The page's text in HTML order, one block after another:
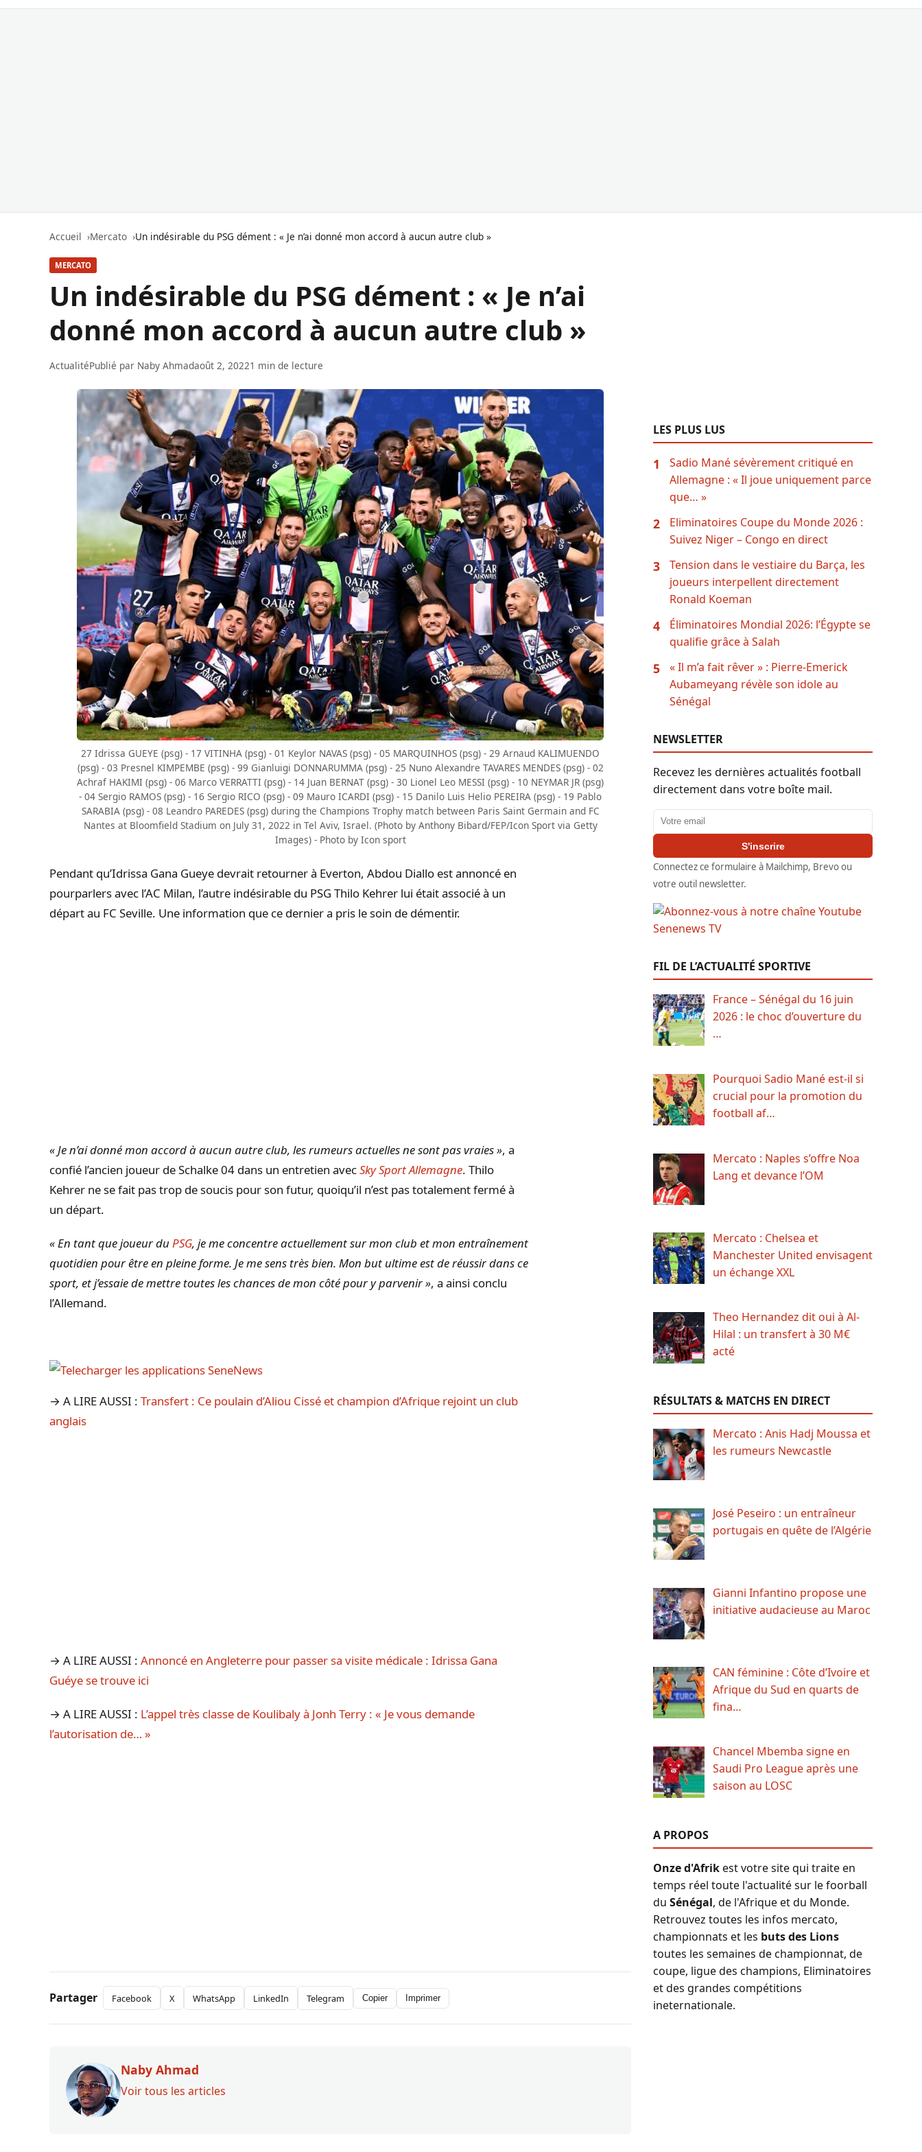
Accueil Mercato Un indésirable du PSG dément : « Je n’ai donné mon accord à aucun autre club »
MERCATO
Un indésirable du PSG dément : « Je n’ai
donné mon accord à aucun autre club »
ActualitéPublié par Naby Ahmadaoût 2, 20221 min de lecture
27 Idrissa GUEYE (psg) - 17 VITINHA (psg) - 01 Keylor NAVAS (psg) - 05 MARQUINHOS (psg) - 29 Arnaud KALIMUENDO
(psg) - 03 Presnel KIMPEMBE (psg) - 99 Gianluigi DONNARUMMA (psg) - 25 Nuno Alexandre TAVARES MENDES (psg) - 02
Achraf HAKIMI (psg) - 06 Marco VERRATTI (psg) - 14 Juan BERNAT (psg) - 30 Lionel Leo MESSI (psg) - 10 NEYMAR JR (psg)
- 04 Sergio RAMOS (psg) - 16 Sergio RICO (psg) - 09 Mauro ICARDI (psg) - 15 Danilo Luis Helio PEREIRA (psg) - 19 Pablo
SARABIA (psg) - 08 Leandro PAREDES (psg) during the Champions Trophy match between Paris Saint Germain and FC
Nantes at Bloomfield Stadium on July 31, 2022 in Tel Aviv, Israel. (Photo by Anthony Bibard/FEP/Icon Sport via Getty
Images) - Photo by Icon sport
Pendant qu’Idrissa Gana Gueye devrait retourner à Everton, Abdou Diallo est annoncé en
pourparlers avec l’AC Milan, l’autre indésirable du PSG Thilo Kehrer lui était associé à un
départ au FC Seville. Une information que ce dernier a pris le soin de démentir.
« Je n’ai donné mon accord à aucun autre club, les rumeurs actuelles ne sont pas vraies », a
confié l’ancien joueur de Schalke 04 dans un entretien avecSky Sport Allemagne. Thilo
Kehrer ne se fait pas trop de soucis pour son futur, quoiqu’il n’est pas totalement fermé à
un départ.
« En tant que joueur duPSG, je me concentre actuellement sur mon club et mon entraînement
quotidien pour être en pleine forme. Je me sens très bien. Mon but ultime est de réussir dans ce
sport, et j’essaie de mettre toutes les chances de mon côté pour y parvenir », a ainsi conclu
l’Allemand.
→ A LIRE AUSSI : Transfert : Ce poulain d’Aliou Cissé et champion d’Afrique rejoint un club
anglais
→ A LIRE AUSSI : Annoncé en Angleterre pour passer sa visite médicale : Idrissa Gana
Guéye se trouve ici
→ A LIRE AUSSI : L’appel très classe de Koulibaly à Jonh Terry : « Je vous demande
l’autorisation de… »
Partager Facebook X WhatsApp LinkedIn Telegram Copier Imprimer
Naby Ahmad
Voir tous les articles
LES PLUS LUS
1
Sadio Mané sévèrement critiqué en
Allemagne : « Il joue uniquement parce
que… »
2
Eliminatoires Coupe du Monde 2026 :
Suivez Niger – Congo en direct
3
Tension dans le vestiaire du Barça, les
joueurs interpellent directement
Ronald Koeman
4
Éliminatoires Mondial 2026: l’Égypte se
qualifie grâce à Salah
5
« Il m’a fait rêver » : Pierre-Emerick
Aubameyang révèle son idole au
Sénégal
NEWSLETTER
Recevez les dernières actualités football
directement dans votre boîte mail.
Adresse email
S'inscrire
Connectez ce formulaire à Mailchimp, Brevo ou
votre outil newsletter.
FIL DE L’ACTUALITÉ SPORTIVE
France – Sénégal du 16 juin
2026 : le choc d’ouverture du
…
Pourquoi Sadio Mané est-il si
crucial pour la promotion du
football af…
Mercato : Naples s’offre Noa
Lang et devance l’OM
Mercato : Chelsea et
Manchester United envisagent
un échange XXL
Theo Hernandez dit oui à Al-
Hilal : un transfert à 30 M€
acté
RÉSULTATS & MATCHS EN DIRECT
Mercato : Anis Hadj Moussa et
les rumeurs Newcastle
José Peseiro : un entraîneur
portugais en quête de l’Algérie
Gianni Infantino propose une
initiative audacieuse au Maroc
CAN féminine : Côte d’Ivoire et
Afrique du Sud en quarts de
fina…
Chancel Mbemba signe en
Saudi Pro League après une
saison au LOSC
A PROPOS
Onze d'Afrikest votre site qui traite en
temps réel toute l'actualité sur le foorball
du Sénégal, de l'Afrique et du Monde.
Retrouvez toutes les infos mercato,
championnats et les buts des Lions
toutes les semaines de championnat, de
coupe, ligue des champions, Eliminatoires
et des grandes compétitions
ineternationale.